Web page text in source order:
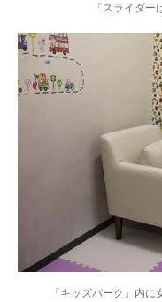
「スライダー
「キッズパーク」内に